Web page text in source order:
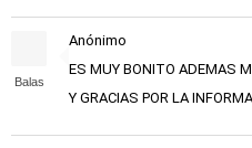
Balas
Anónimo
ES MUY BONITO ADEMAS
Y GRACIAS POR LA